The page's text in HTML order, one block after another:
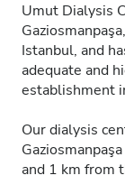
Umut Dialysis
Istanbul, and
adequate and
establishment
Our dialysis
and 1 km from